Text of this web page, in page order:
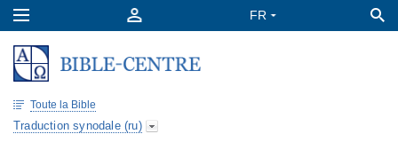
Toute la Bible
Traduction synodale (ru)